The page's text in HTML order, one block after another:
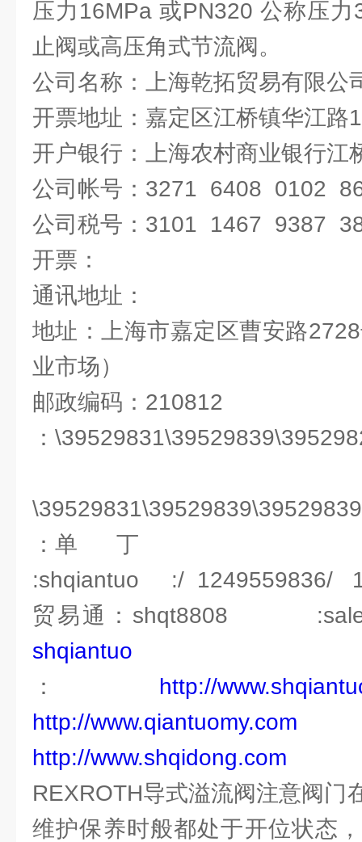
压力16MPa 或PN320 公称压
止阀或高压角式节流阀。
公司名称：上海乾拓贸易有限公
开票地址：嘉定区江桥镇华江路
开户银行：上海农村商业银行江
公司帐号：3271 6408 0102
公司税号：3101 1467 9387
开票：
通讯地址：
地址：上海市嘉定区曹安路
业市场）
邮政编码：210812
：
：单 丁
:shqiantuo :/ 1249559836/
贸易通：shqt8808
shqiantuo
： http://
http://www.qiantuomy.com
http://www.shqidong.com
REXROTH导式溢流阀注意阀门
维护保养时般都处于开位状态